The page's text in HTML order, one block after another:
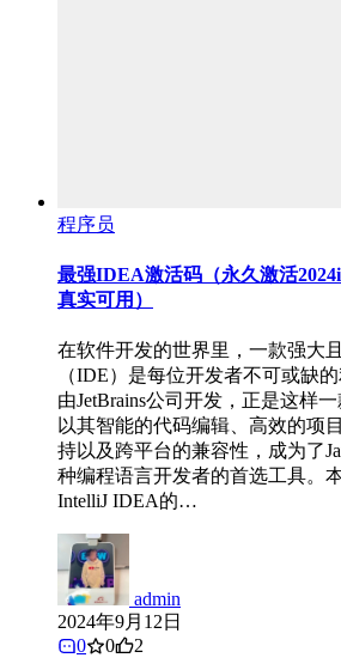
程序员
最强IDEA激活码（永久激活
真实可用）
在软件开发的世界里，一款强大
（IDE）是每位开发者不可或缺
由JetBrains公司开发，正是这样
以其智能的代码编辑、高效的项
持以及跨平台的兼容性，成为了
种编程语言开发者的首选工具。
IntelliJ IDEA的…
admin
2024年9月12日
0
0 2